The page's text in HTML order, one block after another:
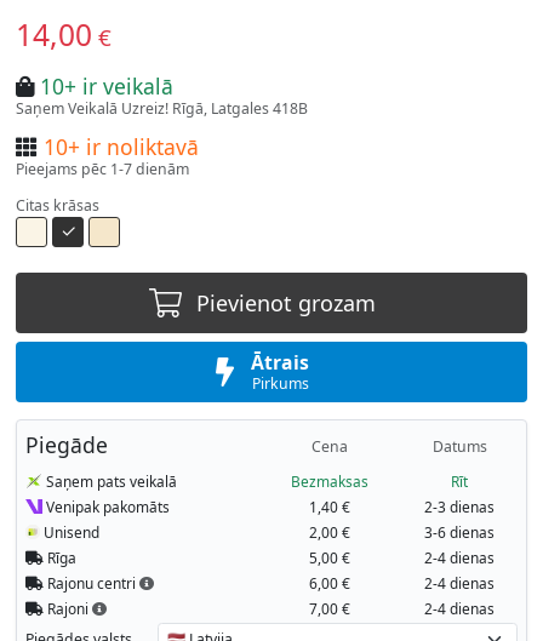
14,00 €
10+ ir veikalā
Saņem Veikalā Uzreiz! Rīgā, Latgales 418B
10+ ir noliktavā
Pieejams pēc 1-7 dienām
Citas krāsas
Pievienot grozam
Ātrais
Pirkums
Piegāde Cena Datums
Saņem pats veikalā Bezmaksas
Rīt
Venipak pakomāts
1,40 €
2-3 dienas
Unisend
2,00 €
3-6 dienas
Rīga
5,00 €
2-4 dienas
Rajonu centri
6,00 €
2-4 dienas
Rajoni
7,00 € 2-4 dienas